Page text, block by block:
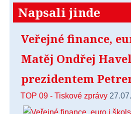
Napsali jinde
Veřejné finance,
Matěj Ondřej
prezidentem
TOP 09 - Tiskové zprávy